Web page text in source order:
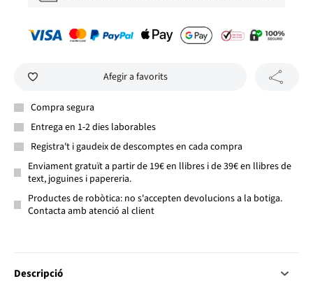
Afegir a favorits
Compra segura
Entrega en 1-2 dies laborables
Registra't i gaudeix de descomptes en cada compra
Enviament gratuït a partir de 19€ en llibres i de 39€ en llibres de
text, joguines i papereria.
Productes de robòtica: no s'accepten devolucions a la botiga.
Contacta amb atenció al client
Descripció